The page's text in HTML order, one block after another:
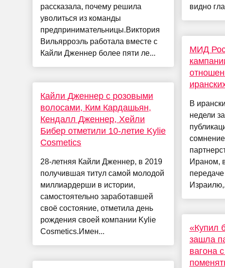
рассказала, почему решила
уволиться из команды
предпринимательницы.Виктория
Вильярроэль работала вместе с
Кайли Дженнер более пяти ле...
Кайли Дженнер с розовыми
волосами, Ким Кардашьян,
Кендалл Дженнер, Хейли
Бибер отметили 10-летие Kylie
Cosmetics
28-летняя Кайли Дженнер, в 2019
получившая титул самой молодой
миллиардерши в истории,
самостоятельно заработавшей
своё состояние, отметила день
рождения своей компании Kylie
Cosmetics.Имен...
видно
МИД
В
недели
сомнение
Ираном,
«Купил
зашла
вагона